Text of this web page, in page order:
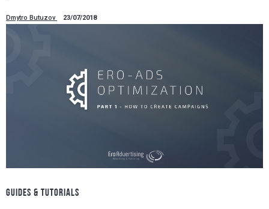
Dmytro Butuzov 23/07/2018
GUIDES & TUTORIALS